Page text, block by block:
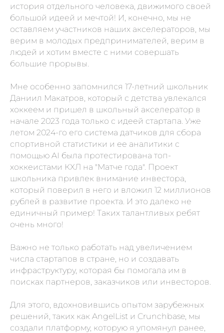
история отдельного человека, движимого своей
большой идеей и мечтой! И, конечно, мы не
оставляем участников наших акселераторов, мы
верим в молодых предпринимателей, верим в
людей и хотим вместе с ними совершать
большие прорывы.
Мне особенно запомнился 17-летний школьник
Даниил Макатров, который с детства увлекался
хоккеем и пришел в школьный акселератор в
начале 2023 года только с идеей стартапа. Уже
летом 2024-го его система датчиков для сбора
спортивной статистики и ее аналитики с
помощью AI была протестирована топ-
хоккеистами КХЛ на "Матче года". Проект
школьника привлек внимание инвестора,
который поверил в него и вложил 12 миллионов
рублей в развитие проекта. И это далеко не
единичный пример! Таких талантливых ребят
очень много!
Важно не только работать над увеличением
числа стартапов в стране, но и создавать
инфраструктуру, которая бы помогала им в
поисках партнеров, заказчиков или инвесторов.
Для этого, вдохновившись опытом зарубежных
решений, таких как AngelList и Crunchbase, мы
создали платформу, которую я упомянул ранее,